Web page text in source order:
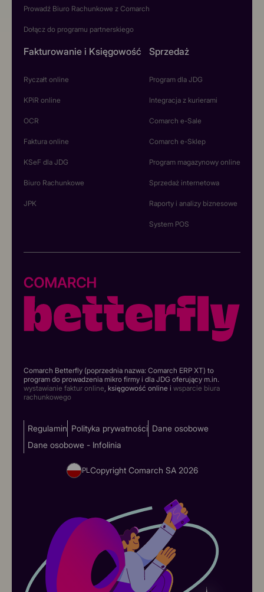
Prowadź Biuro Rachunkowe z Comarch
Dołącz do programu partnerskiego
Fakturowanie i Księgowość
Ryczałt online
KPiR online
OCR
Faktura online
KSeF dla JDG
Biuro Rachunkowe
JPK
Sprzedaż
Program dla JDG
Integracja z kurierami
Comarch e-Sale
Comarch e-Sklep
Program magazynowy online
Sprzedaż internetowa
Raporty i analizy biznesowe
System POS
Comarch Betterfly (poprzednia nazwa: Comarch ERP XT) to
program do prowadzenia mikro firmy i dla JDG oferujący m.in.
wystawianie faktur online , księgowość online i wsparcie biura
rachunkowego
Regulamin Polityka prywatności Dane osobowe
Dane osobowe - Infolinia
PLCopyright Comarch SA 2026